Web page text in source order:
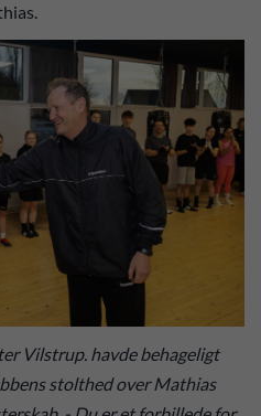
Vilstrup. havde behageligt
stolthed over Mathias